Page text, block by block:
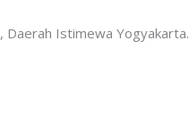
, Daerah Istimewa Yogyakarta.